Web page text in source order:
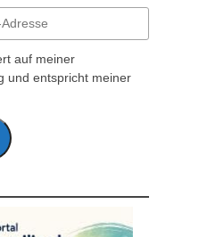
auf meiner
und entspricht meiner